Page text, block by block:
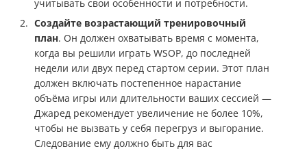
учитывать свои особенности и потребности.
Создайте возрастающий тренировочный
план. Он должен охватывать время с момента,
когда вы решили играть WSOP, до последней
недели или двух перед стартом серии. Этот план
должен включать постепенное нарастание
объёма игры или длительности ваших сессией —
Джаред рекомендует увеличение не более 10%,
чтобы не вызвать у себя перегруз и выгорание.
Следование ему должно быть для вас